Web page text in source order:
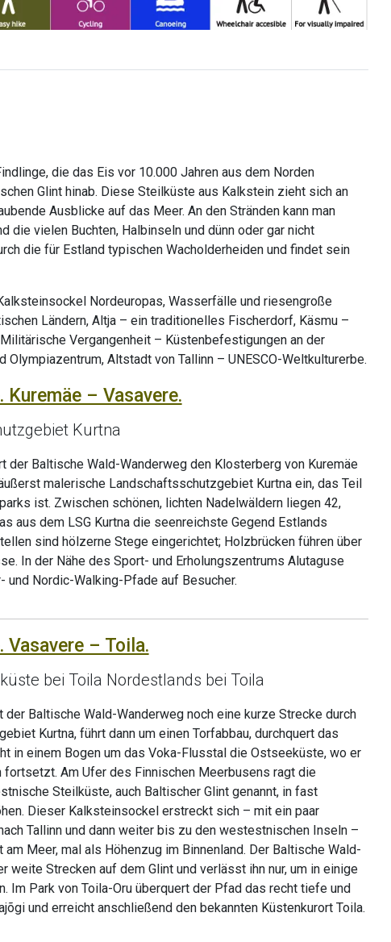
die das Eis vor 10.000 Jahren aus dem Norden
Glint hinab. Diese Steilküste aus Kalkstein zieht sich an
Ausblicke auf das Meer. An den Stränden kann man
die vielen Buchten, Halbinseln und dünn oder gar nicht
die für Estland typischen Wacholderheiden und findet sein
Nordeuropas, Wasserfälle und riesengroße
Ländern, Altja – ein traditionelles Fischerdorf, Käsmu –
Vergangenheit – Küstenbefestigungen an der
Altstadt von Tallinn – UNESCO-Weltkulturerbe.
Kuremäe – Vasavere.
Kurtna
der Baltische Wald-Wanderweg den Klosterberg von Kuremäe
malerische Landschaftsschutzgebiet Kurtna ein, das Teil
ist. Zwischen schönen, lichten Nadelwäldern liegen 42,
aus dem LSG Kurtna die seenreichste Gegend Estlands
sind hölzerne Stege eingerichtet; Holzbrücken führen über
In der Nähe des Sport- und Erholungszentrums Alutaguse
und Nordic-Walking-Pfade auf Besucher.
Vasavere – Toila.
bei Toila Nordestlands bei Toila
der Baltische Wald-Wanderweg noch eine kurze Strecke durch
Kurtna, führt dann um einen Torfabbau, durchquert das
in einem Bogen um das Voka-Flusstal die Ostseeküste, wo er
fortsetzt. Am Ufer des Finnischen Meerbusens ragt die
Steilküste, auch Baltischer Glint genannt, in fast
Dieser Kalksteinsockel erstreckt sich – mit ein paar
Tallinn und dann weiter bis zu den westestnischen Inseln –
Meer, mal als Höhenzug im Binnenland. Der Baltische Wald-
weite Strecken auf dem Glint und verlässt ihn nur, um in einige
Im Park von Toila-Oru überquert der Pfad das recht tiefe und
und erreicht anschließend den bekannten Küstenkurort Toila.